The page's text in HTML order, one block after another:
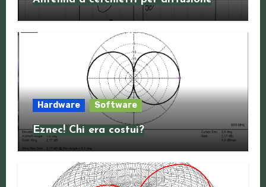
Hardware Software
Eznec! Chi era costui?